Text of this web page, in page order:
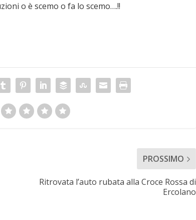
o è scemo o fa lo scemo….!!
PROSSIMO
Ritrovata l’auto rubata alla Croce Rossa di
Ercolano